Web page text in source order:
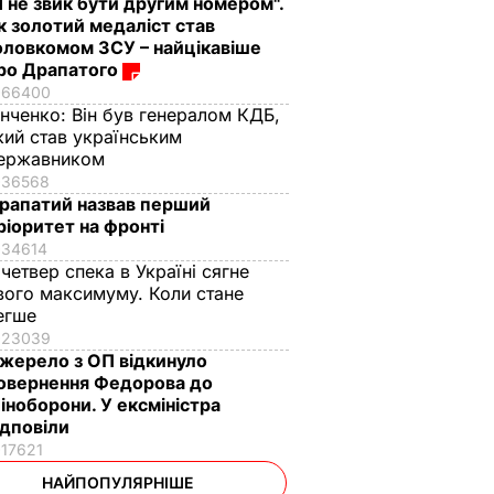
золотий медаліст став
ЗСУ – найцікавіше
Драпатого
66400
Він був генералом КДБ,
став українським
36568
назвав перший
на фронті
34614
спека в Україні сягне
максимуму. Коли стане
23039
з ОП відкинуло
Федорова до
У ексміністра
17621
НАЙПОПУЛЯРНІШЕ